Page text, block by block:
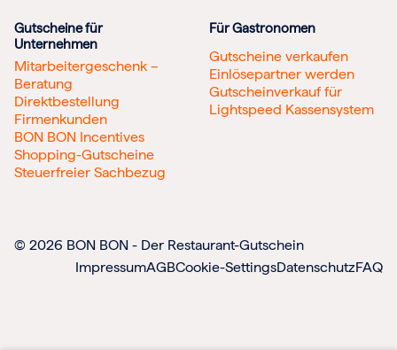
Gutscheine für
Unternehmen
Mitarbeitergeschenk –
Beratung
Direktbestellung
Firmenkunden
BON BON Incentives
Shopping-Gutscheine
Steuerfreier Sachbezug
Für Gastronomen
Gutscheine verkaufen
Einlösepartner werden
Gutscheinverkauf für
Lightspeed Kassensystem
© 2026 BON BON - Der Restaurant-Gutschein
ImpressumAGBCookie-SettingsDatenschutzFAQ